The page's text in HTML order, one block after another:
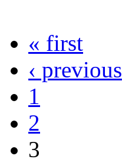
« first
‹ previous
1
2
3